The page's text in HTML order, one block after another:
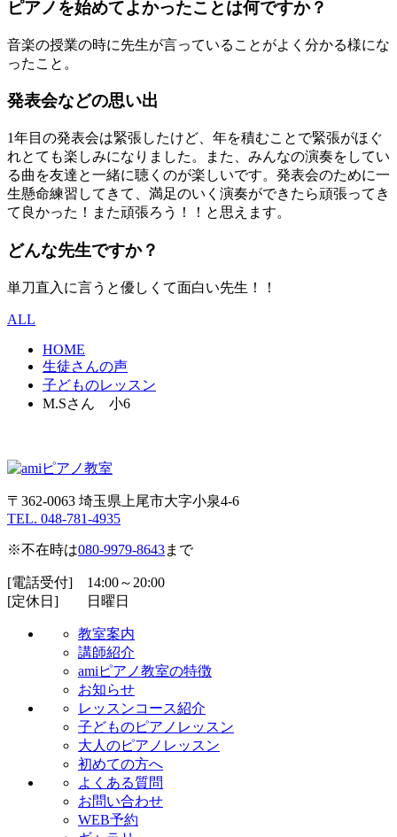
ピアノを始めてよかったことは何ですか？
音楽の授業の時に先生が言っていることがよく分かる様にな
ったこと。
発表会などの思い出
1年目の発表会は緊張したけど、年を積むことで緊張がほぐ
れとても楽しみになりました。また、みんなの演奏をしてい
る曲を友達と一緒に聴くのが楽しいです。発表会のために一
生懸命練習してきて、満足のいく演奏ができたら頑張ってき
て良かった！また頑張ろう！！と思えます。
どんな先生ですか？
単刀直入に言うと優しくて面白い先生！！
ALL
HOME
生徒さんの声
子どものレッスン
M.Sさん 小6
〒362-0063 埼玉県上尾市大字小泉4-6
TEL. 048-781-4935
※不在時は080-9979-8643まで
[電話受付] 14:00～20:00
[定休日] 日曜日
教室案内
講師紹介
amiピアノ教室の特徴
お知らせ
レッスンコース紹介
子どものピアノレッスン
大人のピアノレッスン
初めての方へ
よくある質問
お問い合わせ
WEB予約